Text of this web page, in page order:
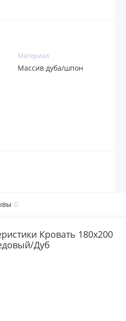
Материал
Массив дуба/шпон
0
Кровать 180x200
Дуб